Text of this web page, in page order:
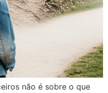
não é sobre o que